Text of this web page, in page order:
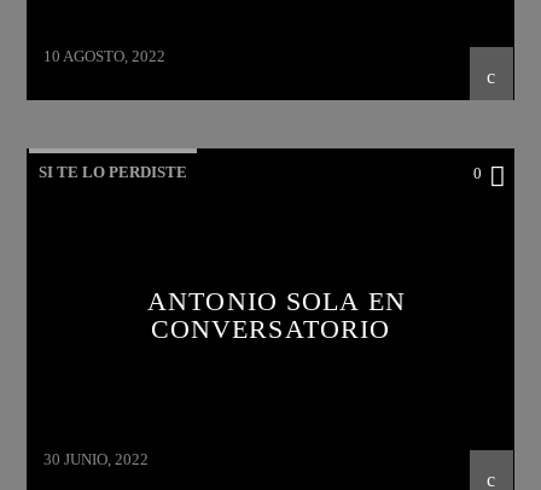
10 AGOSTO, 2022
SI TE LO PERDISTE 0
ANTONIO SOLA EN
CONVERSATORIO
30 JUNIO, 2022